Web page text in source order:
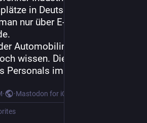
in Deutschland wären
nur über E-Autos
Automobilindustrie. Na, und
wissen. Die stellen ja nicht
Personals im Bundestag.
· ·Mastodon for iOS